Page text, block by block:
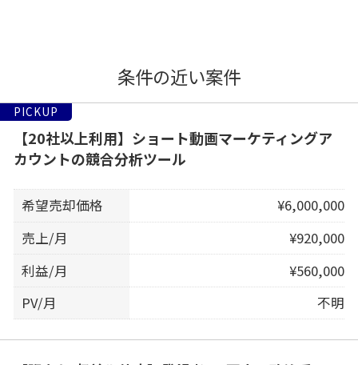
条件の近い案件
PICKUP
【20社以上利用】ショート動画マーケティングア
カウントの競合分析ツール
希望売却価格
¥6,000,000
売上/月
¥920,000
利益/月
¥560,000
PV/月
不明